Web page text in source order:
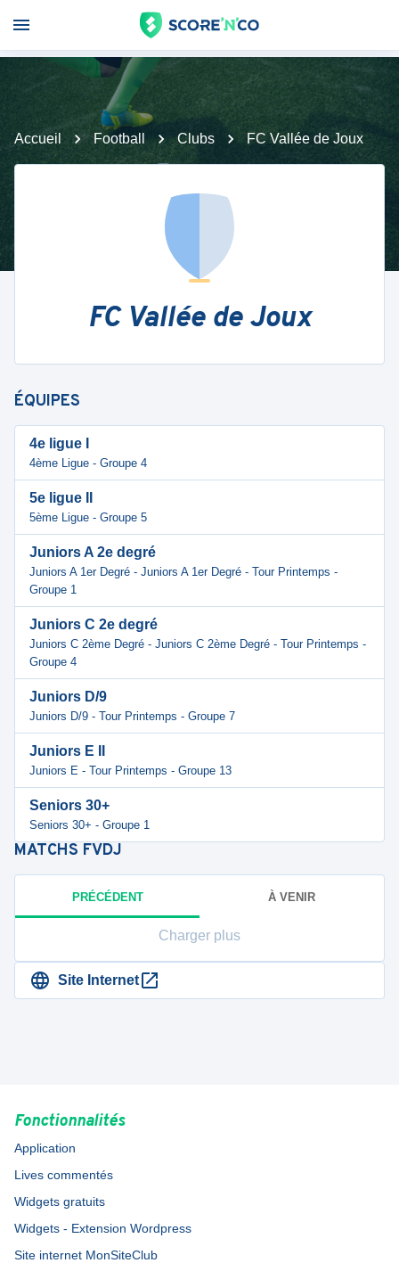
Accueil Football Clubs FC Vallée de Joux
FC Vallée de Joux
ÉQUIPES
4e ligue I
4ème Ligue - Groupe 4
5e ligue II
5ème Ligue - Groupe 5
Juniors A 2e degré
Juniors A 1er Degré - Juniors A 1er Degré - Tour Printemps -
Groupe 1
Juniors C 2e degré
Juniors C 2ème Degré - Juniors C 2ème Degré - Tour Printemps -
Groupe 4
Juniors D/9
Juniors D/9 - Tour Printemps - Groupe 7
Juniors E II
Juniors E - Tour Printemps - Groupe 13
Seniors 30+
Seniors 30+ - Groupe 1
MATCHS FVDJ
PRÉCÉDENT À VENIR
Charger plus
Site Internet
Fonctionnalités
Application
Lives commentés
Widgets gratuits
Widgets - Extension Wordpress
Site internet MonSiteClub